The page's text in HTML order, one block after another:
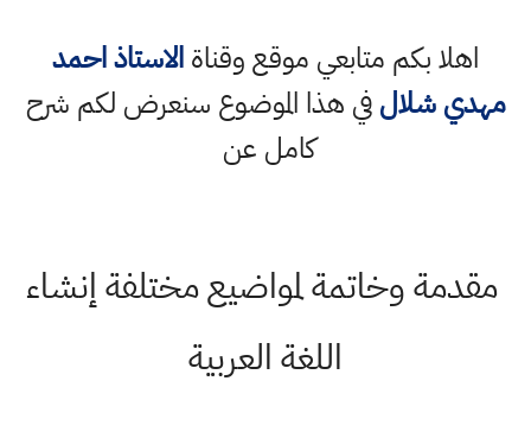
اهلا بكم متابعي موقع وقناةالاستاذ احمد
مهدي شلالفي هذا الموضوع سنعرض لكم شرح
كامل عن
مقدمة وخاتمة لمواضيع مختلفة إنشاء
اللغة العربية